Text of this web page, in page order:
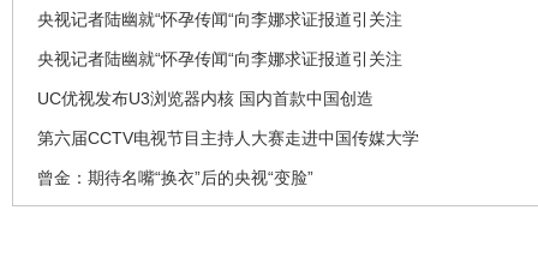
央视记者陆幽就“怀孕传闻“向李娜求证报道引关注
央视记者陆幽就“怀孕传闻“向李娜求证报道引关注
UC优视发布U3浏览器内核 国内首款中国创造
第六届CCTV电视节目主持人大赛走进中国传媒大学
曾金：期待名嘴“换衣”后的央视“变脸”